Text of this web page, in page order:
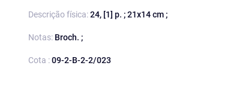
Descrição física:24, [1] p. ; 21x14 cm ;
Notas: Broch. ;
Cota :09-2-B-2-2/023